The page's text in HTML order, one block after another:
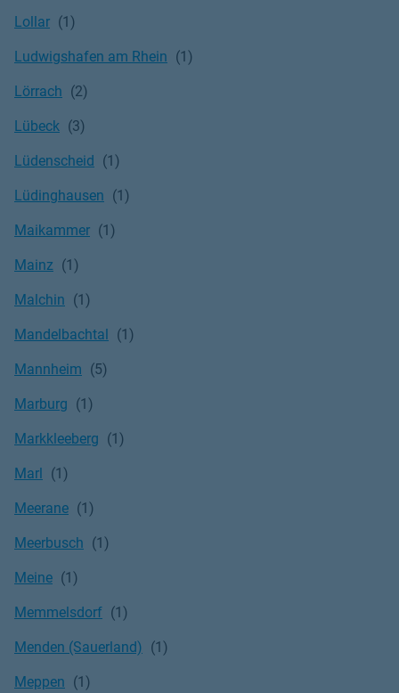
Lollar
Ludwigshafen am Rhein
Lörrach
Lübeck
Lüdenscheid
Lüdinghausen
Maikammer
Mainz
Malchin
Mandelbachtal
Mannheim
Marburg
Markkleeberg
Marl
Meerane
Meerbusch
Meine
Memmelsdorf
Menden (Sauerland)
Meppen